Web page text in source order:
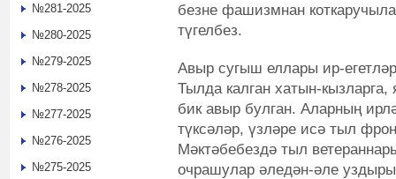
безне фашизмнан
түгелбез.
Авыр сугыш еллары ир-
Тылда калган хатын-
бик авыр булган. Аларның
түксәләр, үзләре исә тыл
Мәктәбебездә тыл
очрашулар әледән-әле
№281-2025
№280-2025
№279-2025
№278-2025
№277-2025
№276-2025
№275-2025